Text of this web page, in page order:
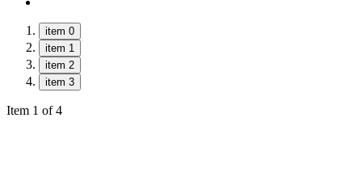
item 0
item 1
item 2
item 3
Item 1 of 4